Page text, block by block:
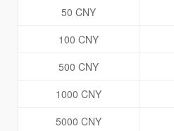
50 CNY
100 CNY
500 CNY
1000 CNY
5000 CNY